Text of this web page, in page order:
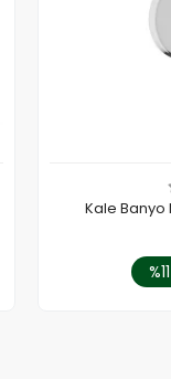
Kale Banyo
%11